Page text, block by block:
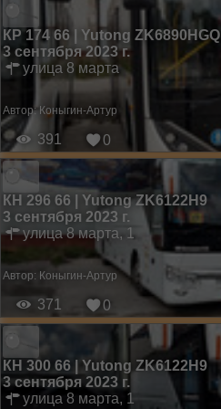
КР 174 66 | Yutong ZK6890HGQ
3 сентября 2023 г.
улица 8 марта
Автор: Коныгин-Артур
391 0
КН 296 66 | Yutong ZK6122H9
3 сентября 2023 г.
улица 8 марта, 1
Автор: Коныгин-Артур
371 0
КН 300 66 | Yutong ZK6122H9
3 сентября 2023 г.
улица 8 марта, 1